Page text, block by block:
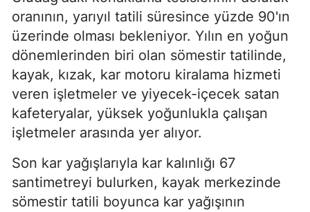
oranının, yarıyıl tatili süresince yüzde 90'ın
üzerinde olması bekleniyor. Yılın en yoğun
dönemlerinden biri olan sömestir tatilinde,
kayak, kızak, kar motoru kiralama hizmeti
veren işletmeler ve yiyecek-içecek satan
kafeteryalar, yüksek yoğunlukla çalışan
işletmeler arasında yer alıyor.
Son kar yağışlarıyla kar kalınlığı 67
santimetreyi bulurken, kayak merkezinde
sömestir tatili boyunca kar yağışının